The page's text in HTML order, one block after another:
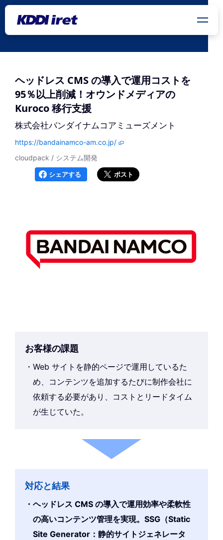
メインコンテンツにスキップ
ヘッドレス CMS の導入で運用コストを
95％以上削減！オウンドメディアの
Kuroco 移行支援
株式会社バンダイナムコアミューズメント
https://bandainamco-am.co.jp/
cloudpack / システム開発
シェアする ポスト
お客様の課題
Web サイトを静的ページで運用しているた
め、コンテンツを追加するたびに制作会社に
依頼する必要があり、コストとリードタイム
が生じていた。
対応と結果
ヘッドレス CMS の導入で運用効率や柔軟性
の高いコンテンツ管理を実現。SSG（Static
Site Generator：静的サイトジェネレータ